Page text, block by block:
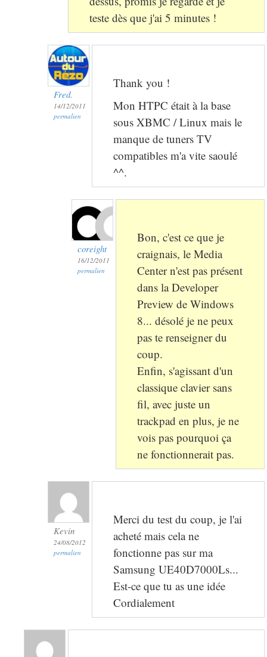
teste dès que j'ai 5 minutes !
Fred.
14/12/2011
permalien
Thank you !
Mon HTPC était à la base
sous XBMC / Linux mais le
manque de tuners TV
compatibles m'a vite saoulé
^^.
coreight
16/12/2011
permalien
Bon, c'est ce que je
craignais, le Media
Center n'est pas présent
dans la Developer
Preview de Windows
8... désolé je ne peux
pas te renseigner du
coup.
Enfin, s'agissant d'un
classique clavier sans
fil, avec juste un
trackpad en plus, je ne
vois pas pourquoi ça
ne fonctionnerait pas.
Kevin
24/08/2012
permalien
Merci du test du coup, je l'ai
acheté mais cela ne
fonctionne pas sur ma
Samsung UE40D7000Ls...
Est-ce que tu as une idée
Cordialement